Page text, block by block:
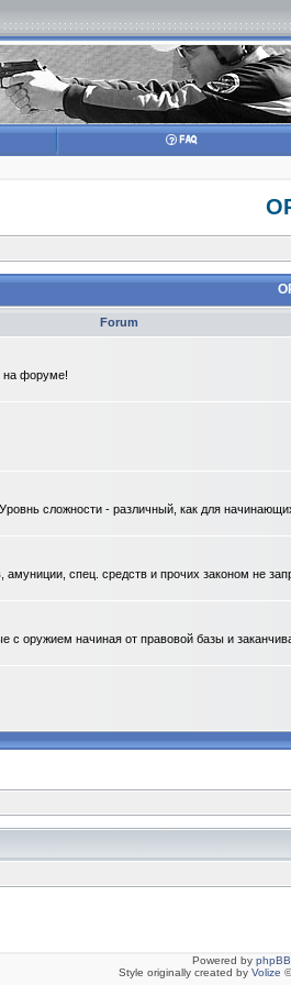
Forum
на форуме!
сложности - различный, как для
спец. средств и прочих законом не
оружием начиная от правовой базы и
Powered by phpBB
Style originally created by Volize